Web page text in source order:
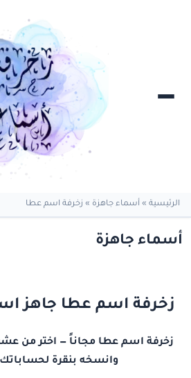
الرئيسية » أسماء جاهزة » زخرفة اسم عطا
أسماء جاهزة
زخرفة اسم عطا جاهز
زخرفة اسم عطا مجاناً — اختر من
وانسخه بنقرة